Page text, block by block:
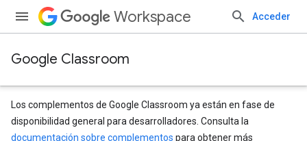
Workspace Acceder
Google Classroom
Los complementos de Google Classroom ya están en fase de
disponibilidad general para desarrolladores. Consulta la
documentación sobre complementos para obtener más